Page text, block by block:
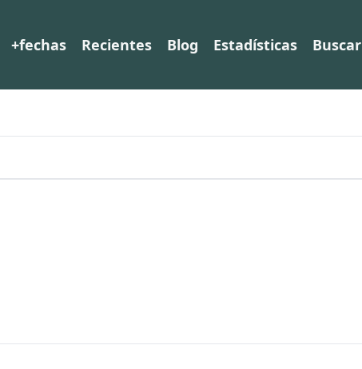
+fechas Recientes Blog Estadísticas Buscar